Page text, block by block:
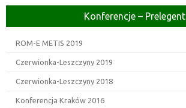
Konferencje – Prelegent
ROM-E METIS 2019
Czerwionka-Leszczyny 2019
Czerwionka-Leszczyny 2018
Konferencja Kraków 2016